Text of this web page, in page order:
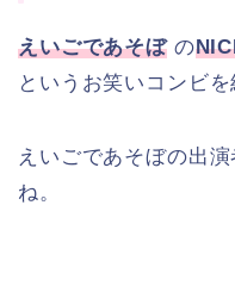
えいごであそぼの
というお笑いコンビを
えいごであそぼの出
ね。